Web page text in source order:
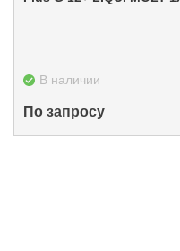
В наличии
По запросу